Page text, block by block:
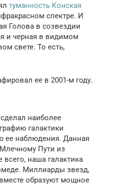
туманность Конская
спектре. И
Голова в созвездии
и черная в видимом
свете. То есть,
ее в 2001-м году.
наиболее
галактики
ее наблюдения. Данная
Пути из
всего, наша галактика
Миллиарды звезд,
образуют мощное